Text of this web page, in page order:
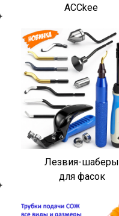
ACCkee
Лезвия-шаберы
для фасок